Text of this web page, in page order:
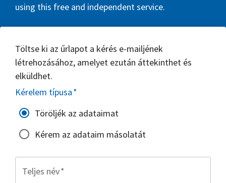
using this free and independent service.
Töltse ki az űrlapot a kérés e-mailjének
létrehozásához, amelyet ezután áttekinthet és
elküldhet.
Kérelem típusa*
Töröljék az adataimat
Kérem az adataim másolatát
Teljes név*